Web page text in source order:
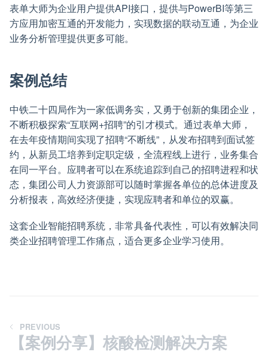
表单大师为企业用户提供API接口，提供与PowerBI等第三
方应用加密互通的开发能力，实现数据的联动互通，为企业
业务分析管理提供更多可能。
案例总结
中铁二十四局作为一家低调务实，又勇于创新的集团企业，
不断积极探索“互联网+招聘”的引才模式。通过表单大师，
在去年疫情期间实现了招聘“不断线”，从发布招聘到面试签
约，从新员工培养到定职定级，全流程线上进行，业务集合
在同一平台。应聘者可以在系统追踪到自己的招聘进程和状
态，集团公司人力资源部可以随时掌握各单位的总体进度及
分析报表，高效经济便捷，实现应聘者和单位的双赢。
这套企业智能招聘系统，非常具备代表性，可以有效解决同
类企业招聘管理工作痛点，适合更多企业学习使用。
PREVIOUS
【案例分享】核酸检测解决方案